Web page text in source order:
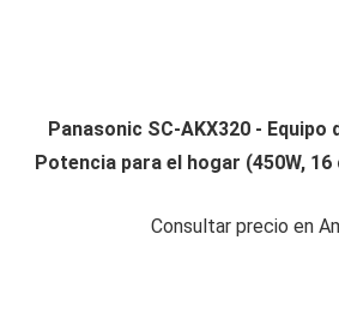
Panasonic SC-AKX320 - Equipo
Potencia para el hogar (450W, 16
Consultar precio en